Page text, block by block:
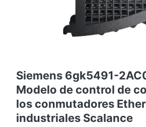
Siemens 6gk5491-
Modelo de control de
los conmutadores
industriales Scalance